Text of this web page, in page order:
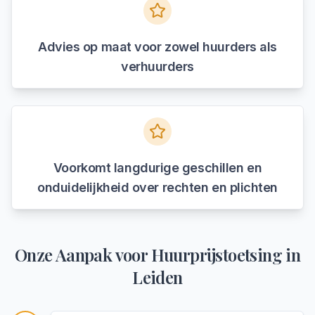
Advies op maat voor zowel huurders als
verhuurders
Voorkomt langdurige geschillen en
onduidelijkheid over rechten en plichten
Onze Aanpak voorHuurprijstoetsingin
Leiden